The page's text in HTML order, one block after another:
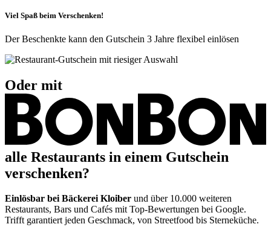
Viel Spaß beim Verschenken!
Der Beschenkte kann den Gutschein 3 Jahre flexibel einlösen
Oder mit
alle Restaurants in einem Gutschein
verschenken?
Einlösbar bei Bäckerei Kloiber und über 10.000 weiteren
Restaurants, Bars und Cafés mit Top-Bewertungen bei Google.
Trifft garantiert jeden Geschmack, von Streetfood bis Sterneküche.